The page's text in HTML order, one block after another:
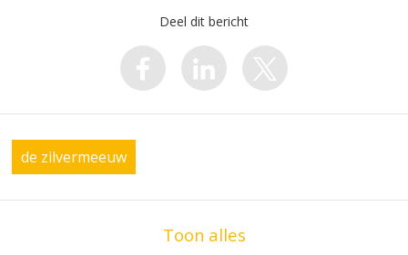
Deel dit bericht
de zilvermeeuw
Toon alles